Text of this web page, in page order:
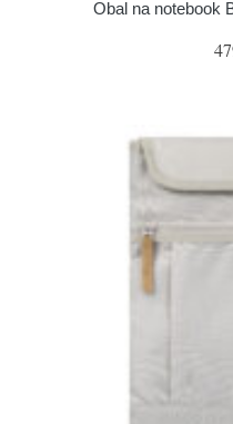
Obal na notebook